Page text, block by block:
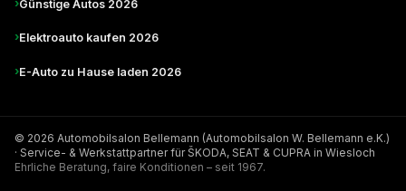
›Günstige Autos 2026
›Elektroauto kaufen 2026
›E-Auto zu Hause laden 2026
© 2026 Automobilsalon Bellemann (Automobilsalon W. Bellemann e.K.)
· Service- & Werkstattpartner für ŠKODA, SEAT & CUPRA in Wiesloch
Ehrliche Beratung, faire Konditionen – seit 1967.